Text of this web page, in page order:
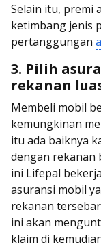
Selain itu, premi
ketimbang jenis
pertanggungan
3. Pilih
rekanan
Membeli mobil
kemungkinan
itu ada baiknya
dengan rekanan
ini Lifepal
asuransi mobil
rekanan
ini akan
klaim di